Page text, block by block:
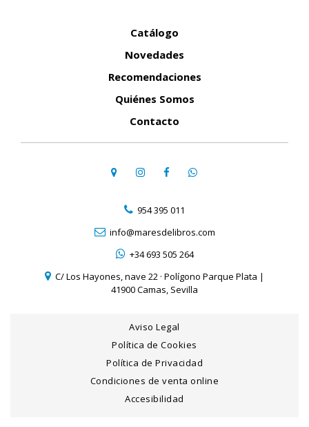
Catálogo
Novedades
Recomendaciones
Quiénes Somos
Contacto
954 395 011
info@maresdelibros.com
+34 693 505 264
C/ Los Hayones, nave 22 · Polígono Parque Plata |
41900 Camas, Sevilla
Aviso Legal
Política de Cookies
Política de Privacidad
Condiciones de venta online
Accesibilidad